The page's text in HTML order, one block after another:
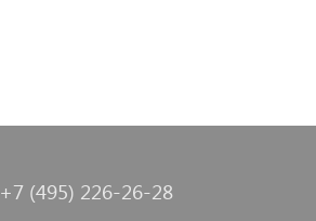
+7 (495) 226-26-28